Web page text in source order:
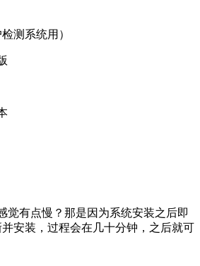
测系统用）
觉有点慢？那是因为系统安装之后即
安装，过程会在几十分钟，之后就可